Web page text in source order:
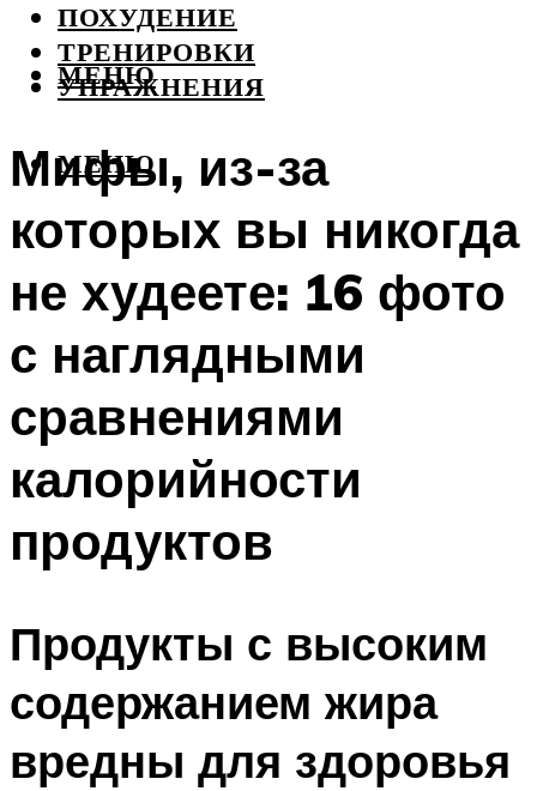
ПОХУДЕНИЕ
ТРЕНИРОВКИ
УПРАЖНЕНИЯ
МЕНЮ
МЕНЮ
Мифы, из-за
которых вы никогда
не худеете: 16 фото
с наглядными
сравнениями
калорийности
продуктов
Продукты с высоким
содержанием жира
вредны для здоровья